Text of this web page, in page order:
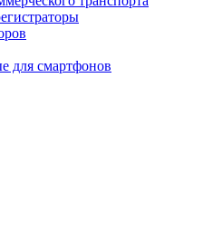
для смартфонов